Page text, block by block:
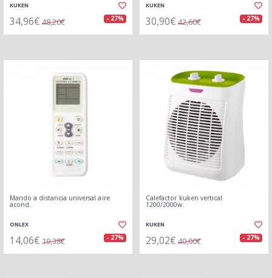
KUKEN
34,96€ 48,20€ - 27%
KUKEN
30,90€ 42,60€ - 27%
Mando a distancia universal aire
acond.
ONLEX
14,06€ 19,38€ - 27%
Calefactor kuken vertical
1200/2000w.
KUKEN
29,02€ 40,00€ - 27%